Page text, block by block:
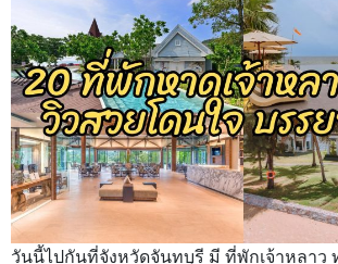
วันนี้ไปกันที่จังหวัดจันทบุรี มี ที่พักเจ้าหลาว